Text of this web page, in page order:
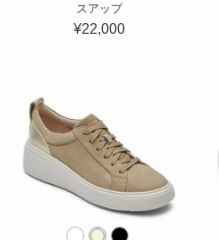
スアップ
¥22,000